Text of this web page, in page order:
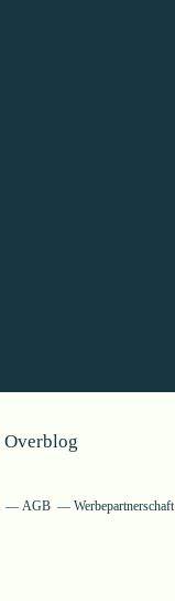
Overblog
AGB Werbepartnerschaft